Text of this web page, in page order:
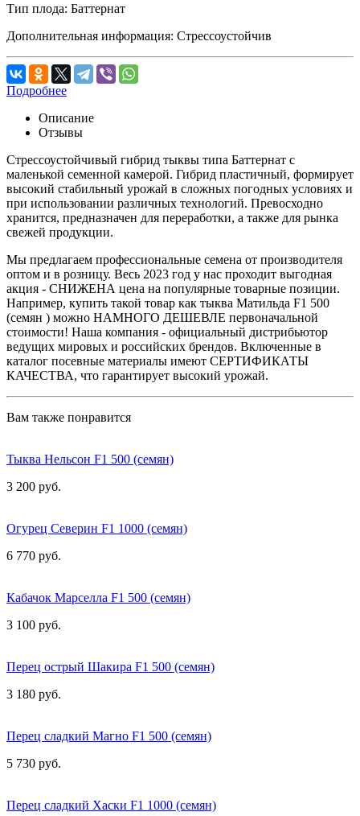
Тип плода: Баттернат
Дополнительная информация: Стрессоустойчив
Подробнее
Описание
Отзывы
Стрессоустойчивый гибрид тыквы типа Баттернат с
маленькой семенной камерой. Гибрид пластичный, формирует
высокий стабильный урожай в сложных погодных условиях и
при использовании различных технологий. Превосходно
хранится, предназначен для переработки, а также для рынка
свежей продукции.
Мы предлагаем профессиональные семена от производителя
оптом и в розницу. Весь 2023 год у нас проходит выгодная
акция - СНИЖЕНА цена на популярные товарные позиции.
Например, купить такой товар как тыква Матильда F1 500
(семян ) можно НАМНОГО ДЕШЕВЛЕ первоначальной
стоимости! Наша компания - официальный дистрибьютор
ведущих мировых и российских брендов. Включенные в
каталог посевные материалы имеют СЕРТИФИКАТЫ
КАЧЕСТВА, что гарантирует высокий урожай.
Вам также понравится
Тыква Нельсон F1 500 (семян)
3 200 руб.
Огурец Северин F1 1000 (семян)
6 770 руб.
Кабачок Марселла F1 500 (семян)
3 100 руб.
Перец острый Шакира F1 500 (семян)
3 180 руб.
Перец сладкий Магно F1 500 (семян)
5 730 руб.
Перец сладкий Хаски F1 1000 (семян)